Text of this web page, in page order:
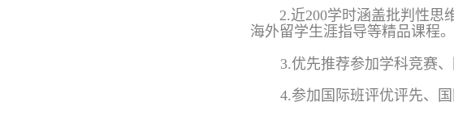
2.近200学时涵盖批判性思
海外留学生涯指导等精品课程。
3.优先推荐参加学科竞赛
4.参加国际班评优评先、国